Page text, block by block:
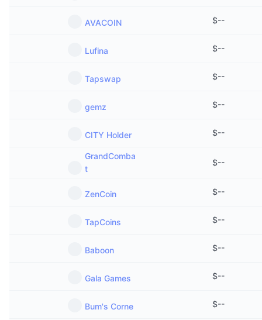
Calendario ICO
Calendario eventi
AVACOIN $--
Lufina $--
Tapswap $--
gemz $--
CITY Holder $--
GrandComba
t
$--
ZenCoin $--
TapCoins $--
Baboon $--
Gala Games $--
Bum's Corne $--